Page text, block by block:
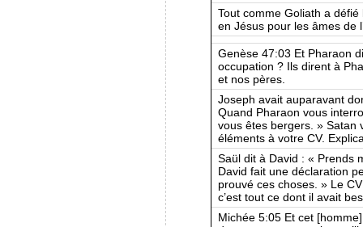
Tout comme Goliath a
en Jésus pour les âmes de
Genèse 47:03 Et Pharaon
occupation ? Ils dirent à
et nos pères.
Joseph avait auparavant
Quand Pharaon vous
vous êtes bergers. » Satan
éléments à votre CV.
Saül dit à David : « Prends
David fait une déclaration
prouvé ces choses. » Le
c’est tout ce dont il avait
Michée 5:05 Et cet